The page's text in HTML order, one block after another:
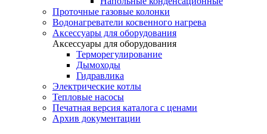
Проточные газовые колонки
Водонагреватели косвенного нагрева
Аксессуары для оборудования
Аксессуары для оборудования
Терморегулирование
Дымоходы
Гидравлика
Электрические котлы
Тепловые насосы
Печатная версия каталога с ценами
Архив документации